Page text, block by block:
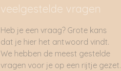
veelgestelde vragen
Heb je een vraag? Grote kans
dat je hier het antwoord vindt.
We hebben de meest gestelde
vragen voor je op een rijtje gezet.